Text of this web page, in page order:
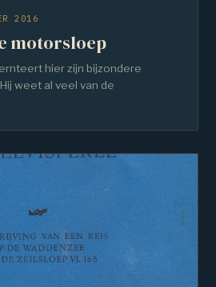
2016
motorsloep
hier zijn bijzondere
weet al veel van de